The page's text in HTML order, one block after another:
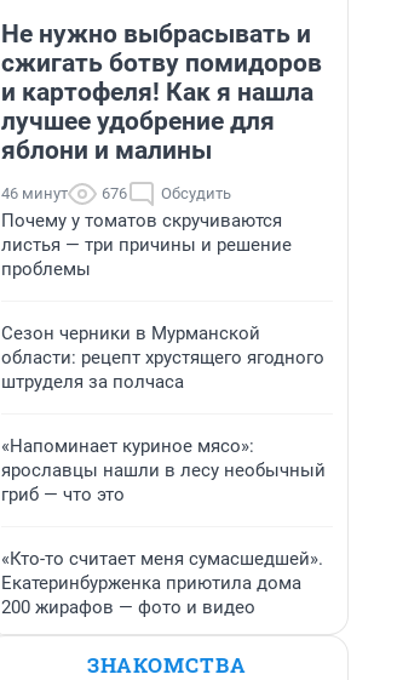
Не нужно выбрасывать и
сжигать ботву помидоров
и картофеля! Как я нашла
лучшее удобрение для
яблони и малины
46 минут 676 Обсудить
Почему у томатов скручиваются
листья — три причины и решение
проблемы
Сезон черники в Мурманской
области: рецепт хрустящего ягодного
штруделя за полчаса
«Напоминает куриное мясо»:
ярославцы нашли в лесу необычный
гриб — что это
«Кто-то считает меня сумасшедшей».
Екатеринбурженка приютила дома
200 жирафов — фото и видео
ЗНАКОМСТВА